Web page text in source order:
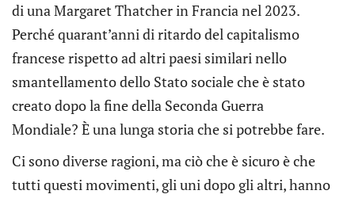
di una Margaret Thatcher in Francia nel 2023.
Perché quarant’anni di ritardo del capitalismo
francese rispetto ad altri paesi similari nello
smantellamento dello Stato sociale che è stato
creato dopo la fine della Seconda Guerra
Mondiale? È una lunga storia che si potrebbe fare.
Ci sono diverse ragioni, ma ciò che è sicuro è che
tutti questi movimenti, gli uni dopo gli altri, hanno